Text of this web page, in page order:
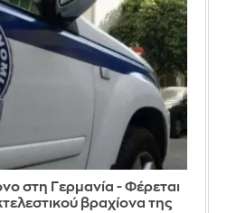
στη Γερμανία - Φέρεται
βραχίονα της